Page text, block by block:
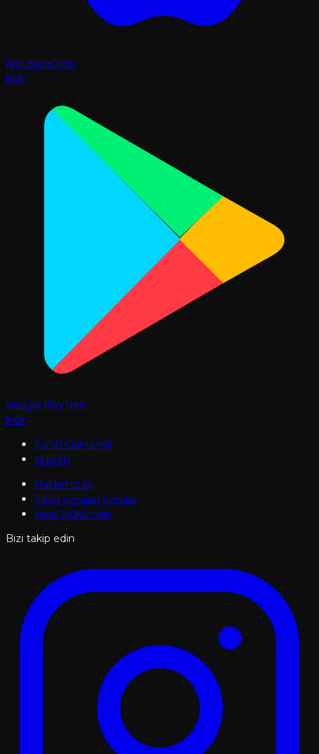
App Store'dan
İndir
Google Play'den
İndir
Sanat Gündemi
İletişim
Hakkımızda
Sıkça Sorulan Sorular
Yasal Hükümler
Bizi takip edin